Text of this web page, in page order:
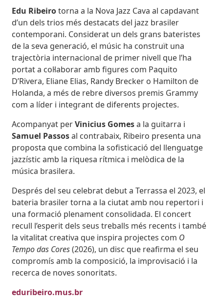
Edu Ribeirotorna a la Nova Jazz Cava al capdavant
d’un dels trios més destacats del jazz brasiler
contemporani. Considerat un dels grans bateristes
de la seva generació, el músic ha construït una
trajectòria internacional de primer nivell que l’ha
portat a col·laborar amb figures com Paquito
D’Rivera, Eliane Elias, Randy Brecker o Hamilton de
Holanda, a més de rebre diversos premis Grammy
com a líder i integrant de diferents projectes.
Acompanyat perVinicius Gomesa la guitarra i
Samuel Passosal contrabaix, Ribeiro presenta una
proposta que combina la sofisticació del llenguatge
jazzístic amb la riquesa rítmica i melòdica de la
música brasilera.
Després del seu celebrat debut a Terrassa el 2023, el
bateria brasiler torna a la ciutat amb nou repertori i
una formació plenament consolidada. El concert
recull l’esperit dels seus treballs més recents i també
la vitalitat creativa que inspira projectes com O
Tempo das Cores(2026), un disc que reafirma el seu
compromís amb la composició, la improvisació i la
recerca de noves sonoritats.
eduribeiro.mus.br